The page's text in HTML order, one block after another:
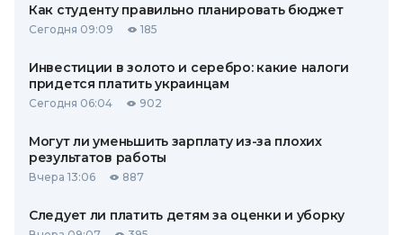
Как студенту правильно планировать бюджет
Сегодня 09:09 185
Инвестиции в золото и серебро: какие налоги
придется платить украинцам
Сегодня 06:04 902
Могут ли уменьшить зарплату из-за плохих
результатов работы
Вчера 13:06 887
Следует ли платить детям за оценки и уборку